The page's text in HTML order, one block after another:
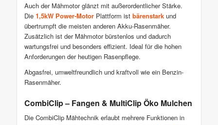
Auch der Mähmotor glänzt mit außerordentlicher Stärke.
Die 1,5kW Power-MotorPlattform ist bärenstarkund
übertrumpft die meisten anderen Akku-Rasenmäher.
Zusätzlich ist der Mähmotor bürstenlos und dadurch
wartungsfrei und besonders effizient. Ideal für die hohen
Anforderungen der heutigen Rasenpflege.
Abgasfrei, umweltfreundlich und kraftvoll wie ein Benzin-
Rasenmäher.
CombiClip – Fangen & MultiClip Öko Mulchen
Die CombiClip Mähtechnik erlaubt mehrere Funktionen in